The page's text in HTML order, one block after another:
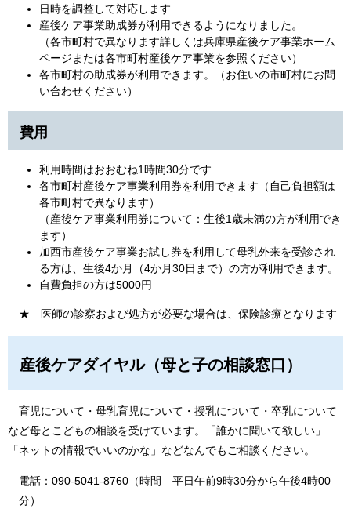
日時を調整して対応します
産後ケア事業助成券が利用できるようになりました。
（各市町村で異なります詳しくは兵庫県産後ケア事業ホーム
ページまたは各市町村産後ケア事業を参照ください）
各市町村の助成券が利用できます。（お住いの市町村にお問
い合わせください）
費用
​​利用時間はおおむね1時間30分です
各市町村産後ケア事業利用券を利用できます（自己負担額は
各市町村で異なります）
​（産後ケア事業利用券について：生後1歳未満の方が利用でき
ます）
加西市産後ケア事業お試し券を利用して母乳外来を受診され
る方は、生後4か月（4か月30日まで）の方が利用できます。
自費負担の方は5000円
★ 医師の診察および処方が必要な場合は、保険診療となります
産後ケアダイヤル（母と子の相談窓口）
育児について・母乳育児について・授乳について・卒乳について
など母とこどもの相談を受けています。「誰かに聞いて欲しい」
「ネットの情報でいいのかな」などなんでもご相談ください。
電話：090-5041-8760（時間 平日午前9時30分から午後4時00
分）